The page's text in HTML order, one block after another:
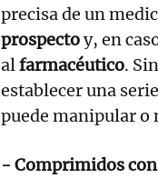
precisa de un
prospectoy, en
alfarmacéutico.
establecer una
puede manipular o
- Comprimidos